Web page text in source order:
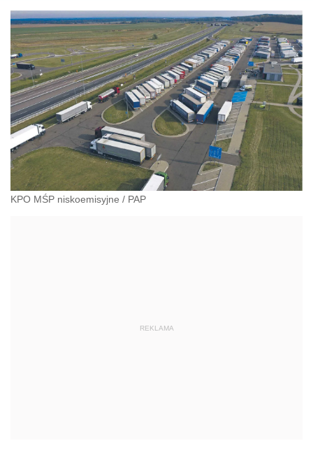
KPO MŚP niskoemisyjne / PAP